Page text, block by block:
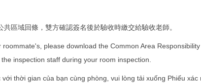
區域回條，雙方確認簽名後於驗收時繳交給驗收老師。
please download the Common Area
inspection staff during your room inspection.
thời gian của bạn cùng phòng, vui lòng tải xuống Phiếu